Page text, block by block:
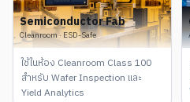
Semiconductor Fab
Cleanroom · ESD-Safe
ใช้ในห้อง Cleanroom Class 100
สำหรับ Wafer Inspection และ
Yield Analytics